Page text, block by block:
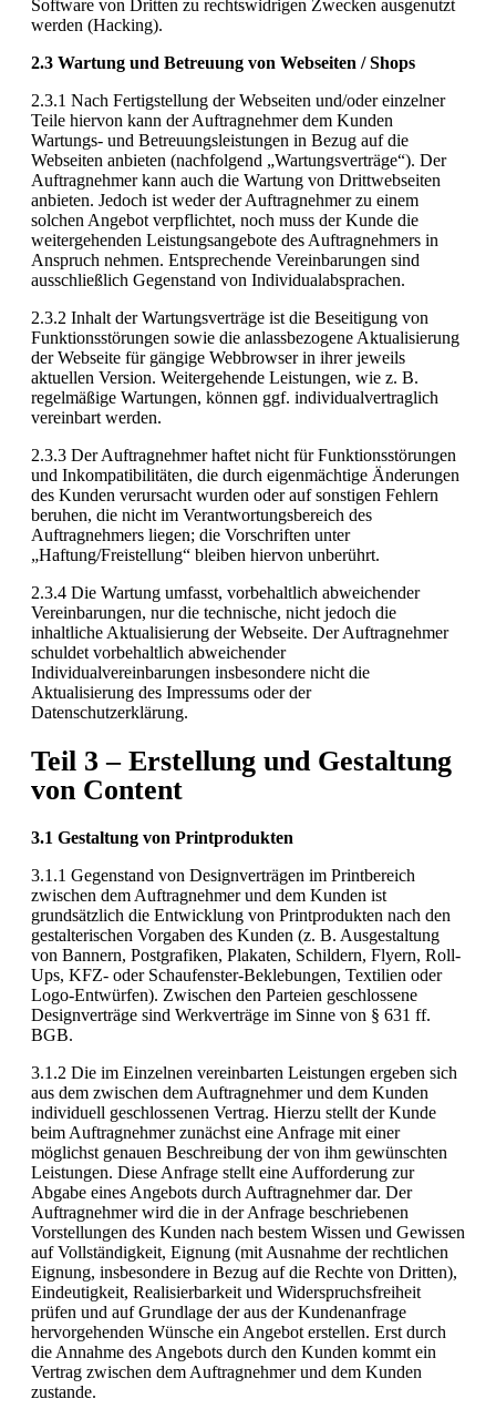
Software von Dritten zu rechtswidrigen Zwecken ausgenutzt
werden (Hacking).
2.3 Wartung und Betreuung von Webseiten / Shops
2.3.1 Nach Fertigstellung der Webseiten und/oder einzelner
Teile hiervon kann der Auftragnehmer dem Kunden
Wartungs- und Betreuungsleistungen in Bezug auf die
Webseiten anbieten (nachfolgend „Wartungsverträge“). Der
Auftragnehmer kann auch die Wartung von Drittwebseiten
anbieten. Jedoch ist weder der Auftragnehmer zu einem
solchen Angebot verpflichtet, noch muss der Kunde die
weitergehenden Leistungsangebote des Auftragnehmers in
Anspruch nehmen. Entsprechende Vereinbarungen sind
ausschließlich Gegenstand von Individualabsprachen.
2.3.2 Inhalt der Wartungsverträge ist die Beseitigung von
Funktionsstörungen sowie die anlassbezogene Aktualisierung
der Webseite für gängige Webbrowser in ihrer jeweils
aktuellen Version. Weitergehende Leistungen, wie z. B.
regelmäßige Wartungen, können ggf. individualvertraglich
vereinbart werden.
2.3.3 Der Auftragnehmer haftet nicht für Funktionsstörungen
und Inkompatibilitäten, die durch eigenmächtige Änderungen
des Kunden verursacht wurden oder auf sonstigen Fehlern
beruhen, die nicht im Verantwortungsbereich des
Auftragnehmers liegen; die Vorschriften unter
„Haftung/Freistellung“ bleiben hiervon unberührt.
2.3.4 Die Wartung umfasst, vorbehaltlich abweichender
Vereinbarungen, nur die technische, nicht jedoch die
inhaltliche Aktualisierung der Webseite. Der Auftragnehmer
schuldet vorbehaltlich abweichender
Individualvereinbarungen insbesondere nicht die
Aktualisierung des Impressums oder der
Datenschutzerklärung.
Teil 3 – Erstellung und Gestaltung
von Content
3.1 Gestaltung von Printprodukten
3.1.1 Gegenstand von Designverträgen im Printbereich
zwischen dem Auftragnehmer und dem Kunden ist
grundsätzlich die Entwicklung von Printprodukten nach den
gestalterischen Vorgaben des Kunden (z. B. Ausgestaltung
von Bannern, Postgrafiken, Plakaten, Schildern, Flyern, Roll-
Ups, KFZ- oder Schaufenster-Beklebungen, Textilien oder
Logo-Entwürfen). Zwischen den Parteien geschlossene
Designverträge sind Werkverträge im Sinne von § 631 ff.
BGB.
3.1.2 Die im Einzelnen vereinbarten Leistungen ergeben sich
aus dem zwischen dem Auftragnehmer und dem Kunden
individuell geschlossenen Vertrag. Hierzu stellt der Kunde
beim Auftragnehmer zunächst eine Anfrage mit einer
möglichst genauen Beschreibung der von ihm gewünschten
Leistungen. Diese Anfrage stellt eine Aufforderung zur
Abgabe eines Angebots durch Auftragnehmer dar. Der
Auftragnehmer wird die in der Anfrage beschriebenen
Vorstellungen des Kunden nach bestem Wissen und Gewissen
auf Vollständigkeit, Eignung (mit Ausnahme der rechtlichen
Eignung, insbesondere in Bezug auf die Rechte von Dritten),
Eindeutigkeit, Realisierbarkeit und Widerspruchsfreiheit
prüfen und auf Grundlage der aus der Kundenanfrage
hervorgehenden Wünsche ein Angebot erstellen. Erst durch
die Annahme des Angebots durch den Kunden kommt ein
Vertrag zwischen dem Auftragnehmer und dem Kunden
zustande.